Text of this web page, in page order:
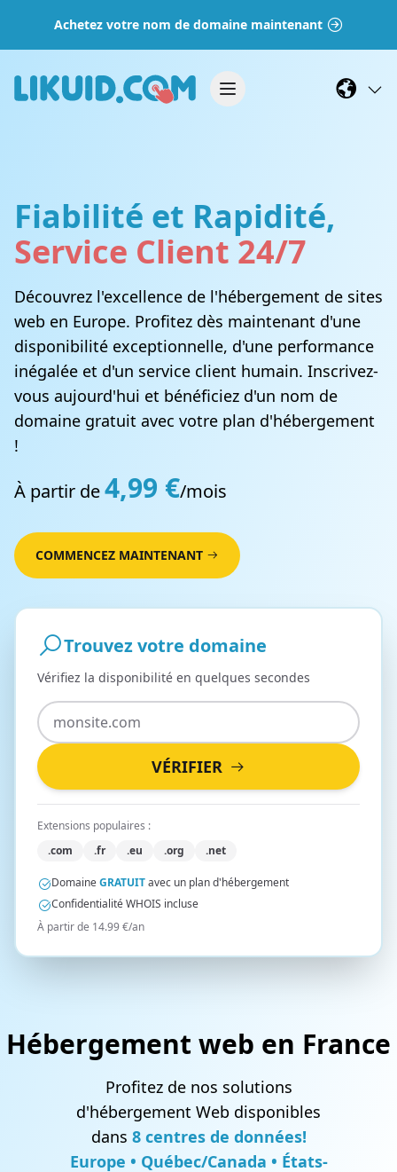
Achetez votre nom de domaine maintenant
Fiabilité et Rapidité,
Service Client 24/7
Découvrez l'excellence de l'hébergement de sites
web en Europe. Profitez dès maintenant d'une
disponibilité exceptionnelle, d'une performance
inégalée et d'un service client humain. Inscrivez-
vous aujourd'hui et bénéficiez d'un nom de
domaine gratuit avec votre plan d'hébergement
!
À partir de4,99 €/mois
COMMENCEZ MAINTENANT
Trouvez votre domaine
Vérifiez la disponibilité en quelques secondes
VÉRIFIER
Extensions populaires :
.com
.fr .eu .org .net
DomaineGRATUITavec un plan d'hébergement
Confidentialité WHOIS incluse
À partir de 14.99 €/an
Hébergement web en France
Profitez de nos solutions
d'hébergement Web disponibles
dans 8 centres de données!
Europe • Québec/Canada • États-